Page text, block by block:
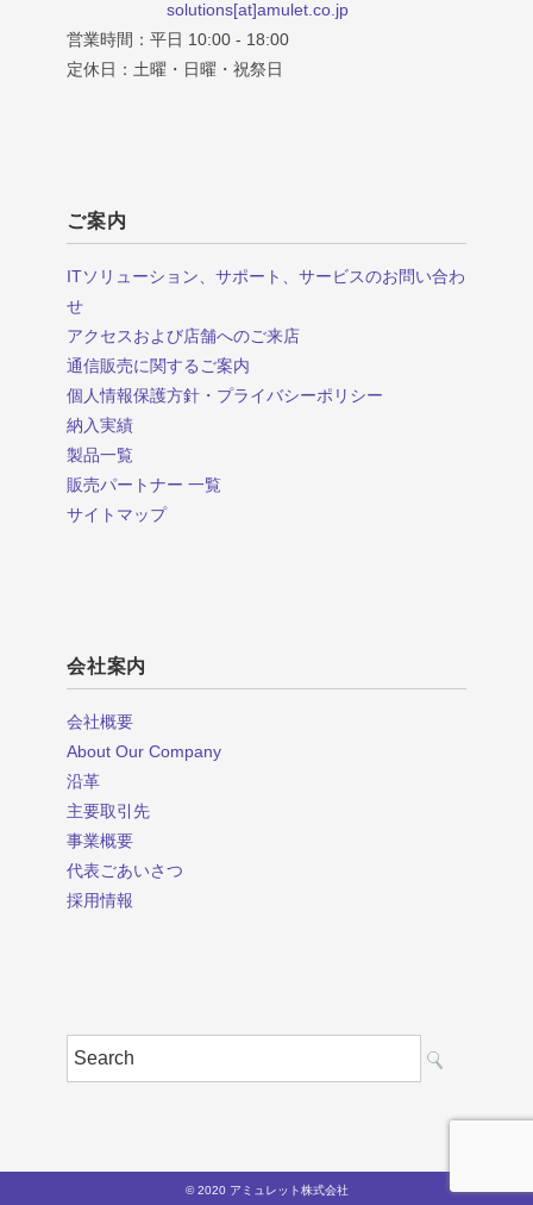
solutions[at]amulet.co.jp
営業時間：平日 10:00 - 18:00
定休日：土曜・日曜・祝祭日
ご案内
ITソリューション、サポート、サービスのお問い合わ
せ
アクセスおよび店舗へのご来店
通信販売に関するご案内
個人情報保護方針・プライバシーポリシー
納入実績
製品一覧
販売パートナー 一覧
サイトマップ
会社案内
会社概要
About Our Company
沿革
主要取引先
事業概要
代表ごあいさつ
採用情報
© 2020 アミュレット株式会社